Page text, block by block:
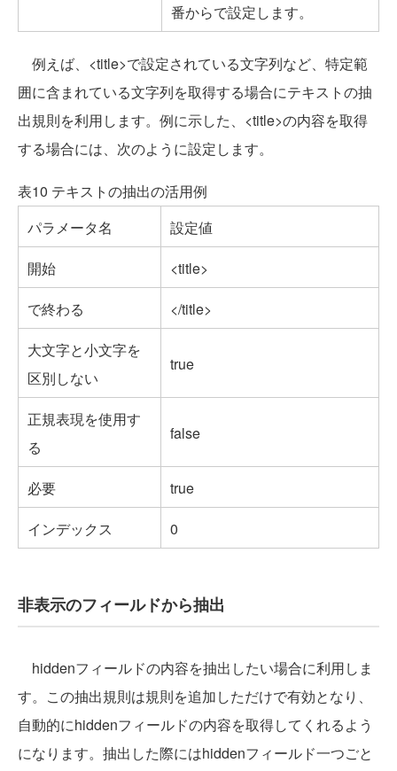
番からで設定します。
例えば、<title>で設定されている文字列など、特定範
囲に含まれている文字列を取得する場合にテキストの抽
出規則を利用します。例に示した、<title>の内容を取得
する場合には、次のように設定します。
表10 テキストの抽出の活用例
パラメータ名
設定値
開始
<title>
で終わる
</title>
大文字と小文字を
区別しない
true
正規表現を使用す
る
false
必要
true
インデックス
0
非表示のフィールドから抽出
hiddenフィールドの内容を抽出したい場合に利用しま
す。この抽出規則は規則を追加しただけで有効となり、
自動的にhiddenフィールドの内容を取得してくれるよう
になります。抽出した際にはhiddenフィールド一つごと